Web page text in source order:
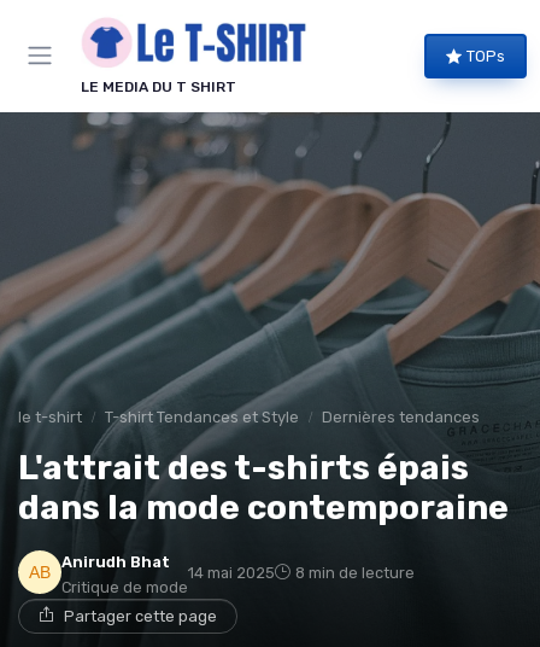
LE MEDIA DU T SHIRT
TOPs
le t-shirt T-shirt Tendances et Style Dernières tendances
L'attrait des t-shirts épais
dans la mode contemporaine
Anirudh Bhat
Critique de mode
14 mai 2025 8 min de lecture
Partager cette page
Panneau de gestion des cookies